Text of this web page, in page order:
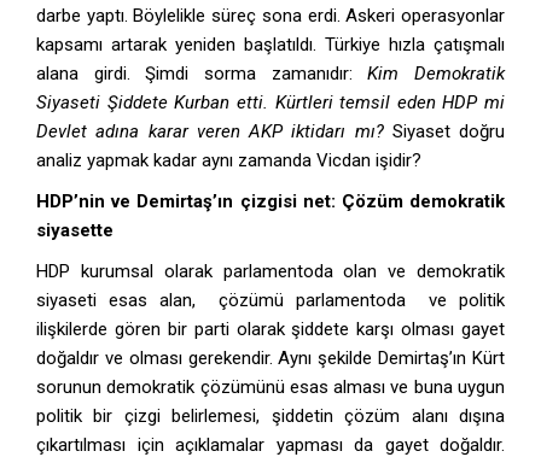
darbe yaptı. Böylelikle süreç sona erdi. Askeri operasyonlar
kapsamı artarak yeniden başlatıldı. Türkiye hızla çatışmalı
alana girdi. Şimdi sorma zamanıdır:Kim Demokratik
Siyaseti Şiddete Kurban etti. Kürtleri temsil eden HDP mi
Devlet adına karar veren AKP iktidarı mı?Siyaset doğru
analiz yapmak kadar aynı zamanda Vicdan işidir?
HDP’nin ve Demirtaş’ın çizgisi net: Çözüm demokratik
siyasette
HDP kurumsal olarak parlamentoda olan ve demokratik
siyaseti esas alan, çözümü parlamentoda ve politik
ilişkilerde gören bir parti olarak şiddete karşı olması gayet
doğaldır ve olması gerekendir. Aynı şekilde Demirtaş’ın Kürt
sorunun demokratik çözümünü esas alması ve buna uygun
politik bir çizgi belirlemesi, şiddetin çözüm alanı dışına
çıkartılması için açıklamalar yapması da gayet doğaldır.